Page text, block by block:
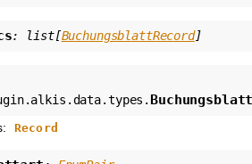
: list[BuchungsblattRecord]
Record